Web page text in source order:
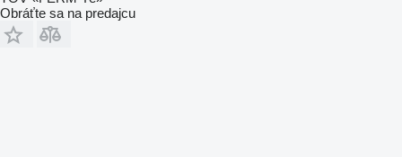
Obráťte sa na predajcu